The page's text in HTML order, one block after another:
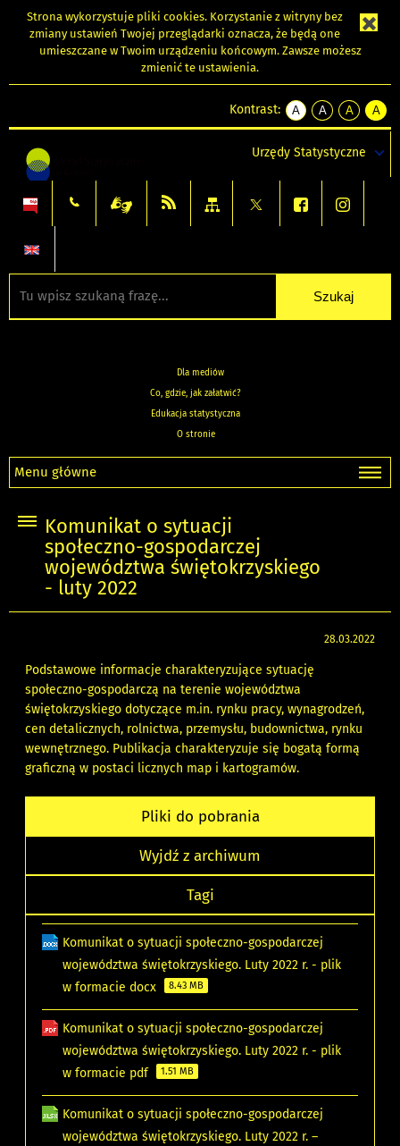
Strona wykorzystuje pliki cookies. Korzystanie z witryny bez
zmiany ustawień Twojej przeglądarki oznacza, że będą one
umieszczane w Twoim urządzeniu końcowym. Zawsze możesz
zmienić te ustawienia.
Kontrast:
A
kontrast
A
kontrast
tekst
czarnym
A
kontrast
tekst
czarnym
A
tekst
żółtym
Urzędy Statystyczne
Dla mediów
Co, gdzie, jak załatwić?
Edukacja statystyczna
O stronie
Menu główne
Komunikat o sytuacji
społeczno-gospodarczej
województwa świętokrzyskiego
- luty 2022
28.03.2022
Podstawowe informacje charakteryzujące sytuację
społeczno-gospodarczą na terenie województwa
świętokrzyskiego dotyczące m.in. rynku pracy, wynagrodzeń,
cen detalicznych, rolnictwa, przemysłu, budownictwa, rynku
wewnętrznego. Publikacja charakteryzuje się bogatą formą
graficzną w postaci licznych map i kartogramów.
Pliki do pobrania
Wyjdź z archiwum
Tagi
Komunikat o sytuacji społeczno-gospodarczej
województwa świętokrzyskiego. Luty 2022 r. - plik
w formacie docx
8.43 MB
Komunikat o sytuacji społeczno-gospodarczej
województwa świętokrzyskiego. Luty 2022 r. - plik
w formacie pdf
1.51 MB
Komunikat o sytuacji społeczno-gospodarczej
województwa świętokrzyskiego. Luty 2022 r. –